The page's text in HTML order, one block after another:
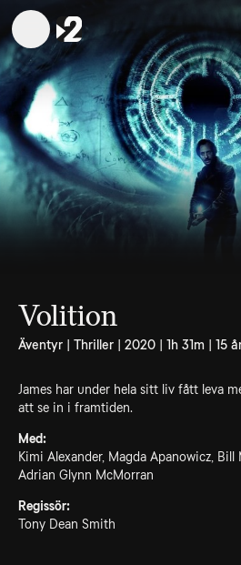
Volition
Äventyr | Thriller | 2020 | 1h 31m | 15
James har under hela sitt liv fått leva
att se in i framtiden.
Med:
Kimi Alexander, Magda Apanowicz, Bill
Adrian Glynn McMorran
Regissör:
Tony Dean Smith